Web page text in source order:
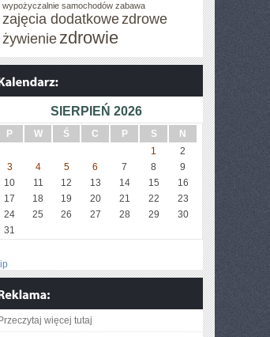
wypożyczalnie samochodów zabawa
zajęcia dodatkowezdrowe
żywienie zdrowie
SIERPIEŃ 2026
P W Ś C P S
N
1
2
3
4 5 6 7 8
9
10
11 12 13 14 15
16
17
18 19 20 21 22
23
24
25 26 27 28 29
30
31
Przeczytaj więcej tutaj